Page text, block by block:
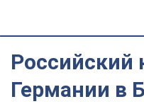
Российский
Германии в